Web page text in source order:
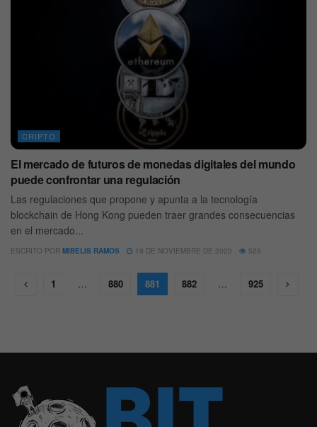
CRIPTO
El mercado de futuros de monedas digitales del mundo
puede confrontar una regulación
Las regulaciones que propone y apunta a la tecnología
blockchain de Hong Kong pueden traer grandes consecuencias
en el mercado...
ESCRITO POR MIBELIS RAMOS 19 DE NOVIEMBRE DE 2020 526
1 … 880 881 882 … 925